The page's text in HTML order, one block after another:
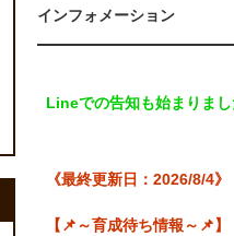
インフォメーション
Lineでの告知も始まりまし
《最終更新日：2026/8/4》
【📌～育成待ち情報～📌】